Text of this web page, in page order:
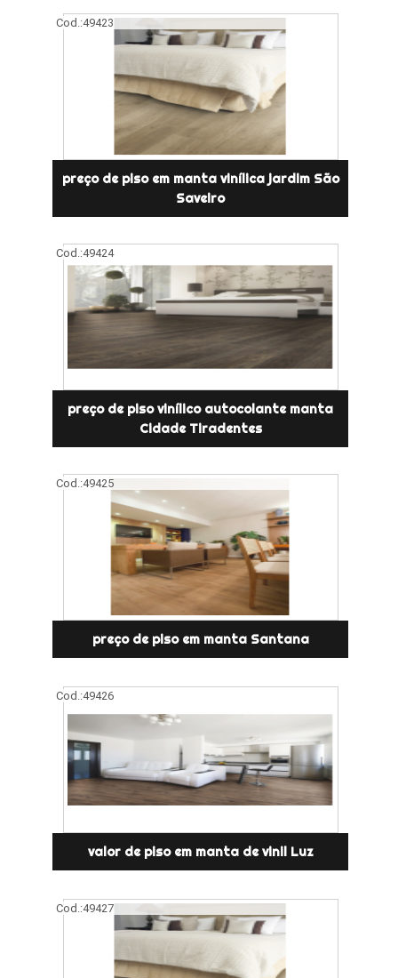
Cod.:49423
preço de piso em manta vinílica jardim São
Saveiro
Cod.:49424
preço de piso vinílico autocolante manta
Cidade Tiradentes
Cod.:49425
preço de piso em manta Santana
Cod.:49426
valor de piso em manta de vinil Luz
Cod.:49427